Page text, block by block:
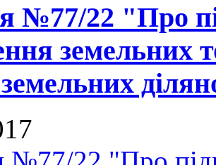
№77/22 "Про
земельних